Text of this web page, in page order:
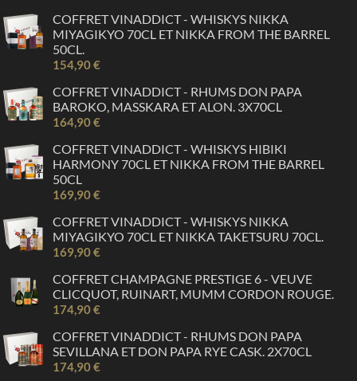
COFFRET VINADDICT - WHISKYS NIKKA
MIYAGIKYO 70CL ET NIKKA FROM THE BARREL
50CL.
154,90 €
COFFRET VINADDICT - RHUMS DON PAPA
BAROKO, MASSKARA ET ALON. 3X70CL
164,90 €
COFFRET VINADDICT - WHISKYS HIBIKI
HARMONY 70CL ET NIKKA FROM THE BARREL
50CL
169,90 €
COFFRET VINADDICT - WHISKYS NIKKA
MIYAGIKYO 70CL ET NIKKA TAKETSURU 70CL.
169,90 €
COFFRET CHAMPAGNE PRESTIGE 6 - VEUVE
CLICQUOT, RUINART, MUMM CORDON ROUGE.
174,90 €
COFFRET VINADDICT - RHUMS DON PAPA
SEVILLANA ET DON PAPA RYE CASK. 2X70CL
174,90 €